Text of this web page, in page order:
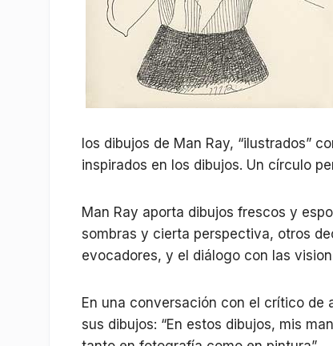
los dibujos de Man Ray, “ilustrados”
inspirados en los dibujos. Un círculo
Man Ray aporta dibujos frescos y
sombras y cierta perspectiva, otros
evocadores, y el diálogo con las
En una conversación con el crítico de
sus dibujos: “En estos dibujos, mis